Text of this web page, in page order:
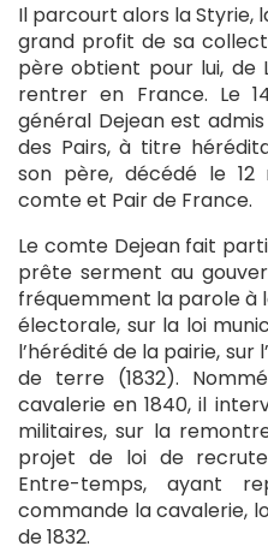
Il parcourt alors la Styrie,
grand profit de sa
père obtient pour lui, de
rentrer en France. Le
général Dejean est
des Pairs, à titre
son père, décédé le 12
comte et Pair de France.
Le comte Dejean fait
prête serment au
fréquemment la parole à
électorale, sur la loi
l’hérédité de la pairie, sur
de terre (1832).
cavalerie en 1840, il
militaires, sur la
projet de loi de
Entre-temps, ayant
commande la cavalerie,
de 1832.